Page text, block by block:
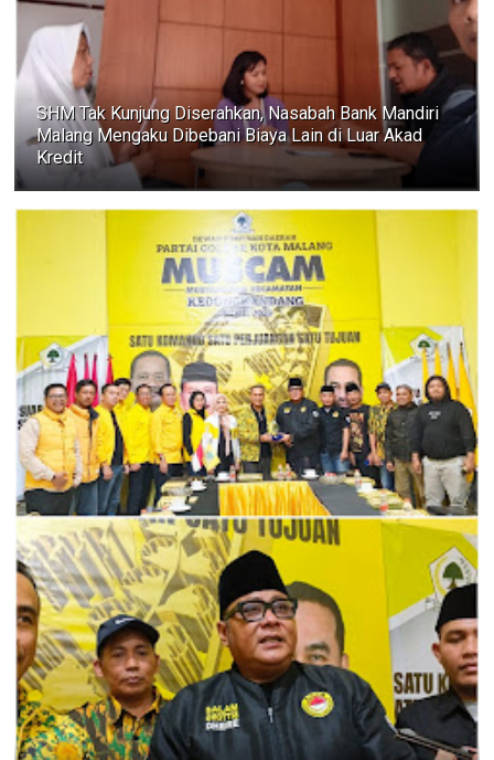
SHM Tak Kunjung Diserahkan, Nasabah Bank Mandiri
Malang Mengaku Dibebani Biaya Lain di Luar Akad
Kredit